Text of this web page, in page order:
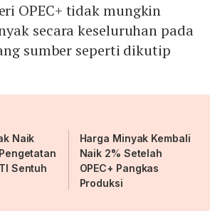
OPEC+ tidak mungkin
secara keseluruhan pada
sumber seperti dikutip
Naik
Sentuh
Harga Minyak Kembali
Naik 2% Setelah
OPEC+ Pangkas
Produksi